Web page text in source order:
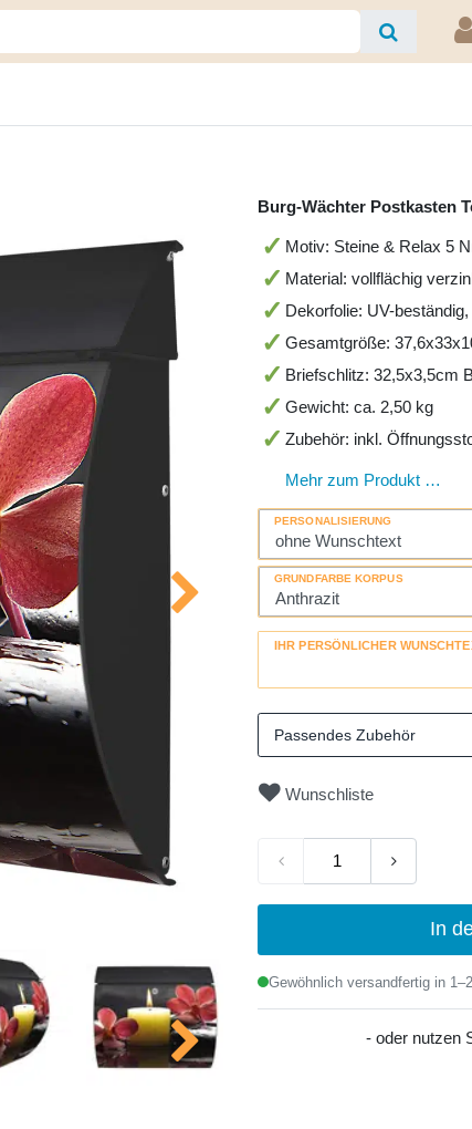
Burg-Wächter Postkasten
Motiv: Steine & Relax 5
Material: vollflächig
Dekorfolie: UV-
Gesamtgröße:
Briefschlitz: 32,5x3,5cm
Gewicht: ca. 2,50 kg
Zubehör: inkl.
Mehr zum Produkt …
PERSONALISIERUNG
GRUNDFARBE KORPUS
IHR PERSÖNLICHER
Passendes Zubehör
Wunschliste
In
Gewöhnlich versandfertig in
- oder nutzen